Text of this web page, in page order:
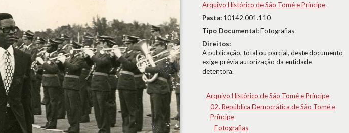
Arquivo Histórico de São Tomé e Príncipe
Pasta: 10142.001.110
Tipo Documental:Fotografias
Direitos:
A publicação, total ou parcial, deste documento
exige prévia autorização da entidade
detentora.
Arquivo Histórico de São Tomé e Príncipe
02. República Democrática de São Tomé e
Príncipe
Fotografias